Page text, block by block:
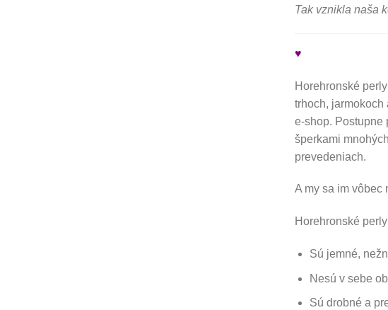
Tak vznikla naša
♥
Horehronské
trhoch, jarmokoch
e-shop. Postupne
šperkami
prevedeniach.
A my sa im vôbec
Horehronské
Sú jemné,
Nesú v sebe
Sú drobné a